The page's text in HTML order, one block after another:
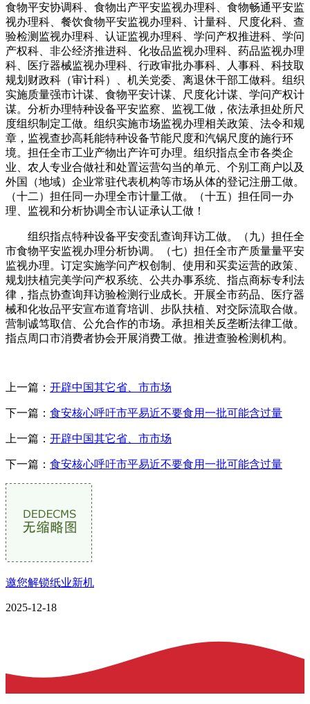
食物平安协调科、食物出产平安监视办理科、食物畅通平安监
视办理科、餐饮食物平安监视办理科、计量科、尺度化科、查
验检测监视办理科、认证监视办理科、学问产权推进科、学问
产权科、非公经济推进科、化妆品监视办理科、药品监视办理
科、医疗器械监视办理科、行政审批办事科、人事科、科技取
规划财政科（审计科）、机关党委、离退休干部工做科。组织
实施质量强市计谋、食物平安计谋、尺度化计谋、学问产权计
谋。分析办理特种设备平安监察、监视工做，依法承担处所尺
度组织制定工做。组织实施市场监视办理相关政策、法令和规
章，监视查抄高耗能特种设备节能尺度和汽锅尺度的施行环
境。担任全市工业产物出产许可办理。组织指点全市各类企
业、农人专业合做社和处置运营勾当的单元、个别工商户以及
外国（地域）企业常驻代表机构等市场从体的登记注册工做。
（十二）担任同一办理全市计量工做。（十五）担任同一办
理、监视和分析协调全市认证承认工做！
组织指点特种设备平安变乱查询拜访工做。（九）担任全
市食物平安监视办理分析协调。（七）担任全市产质量量平安
监视办理。订定实施学问产权创制、使用和买卖运营的政策、
规划扶植完美学问产权系统、公共办事系统、指点商标专利法
律，指点协查询拜访验检测行业成长。开展全市药品、医疗器
械和化妆品平安宣布道育培训、步队扶植、对交际流取合做。
营制诚笃取信、公允合作的市场。承担相关反垄断法律工做。
指点周口市消费者协会开展消费工做。推进查验检测机构。
上一篇： 开辟中国其它省、市市场
下一篇： 食安核心呼吁市平易近不要食用一批可能含过量
上一篇： 开辟中国其它省、市市场
下一篇： 食安核心呼吁市平易近不要食用一批可能含过量
邀您解锁纸业新机
2025-12-18